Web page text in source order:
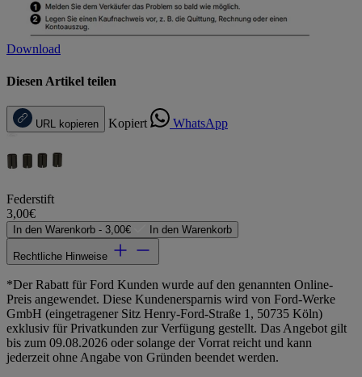
Download
Diesen Artikel teilen
URL kopieren Kopiert WhatsApp
Federstift
3,00€
In den Warenkorb - 3,00€ In den Warenkorb
Rechtliche Hinweise
*Der Rabatt für Ford Kunden wurde auf den genannten Online-
Preis angewendet. Diese Kundenersparnis wird von Ford-Werke
GmbH (eingetragener Sitz Henry-Ford-Straße 1, 50735 Köln)
exklusiv für Privatkunden zur Verfügung gestellt. Das Angebot gilt
bis zum 09.08.2026 oder solange der Vorrat reicht und kann
jederzeit ohne Angabe von Gründen beendet werden.